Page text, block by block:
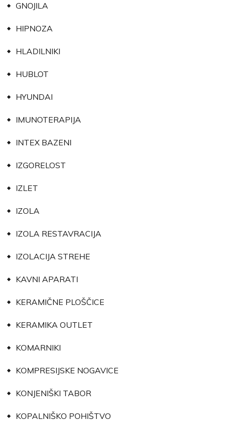
GNOJILA
HIPNOZA
HLADILNIKI
HUBLOT
HYUNDAI
IMUNOTERAPIJA
INTEX BAZENI
IZGORELOST
IZLET
IZOLA
IZOLA RESTAVRACIJA
IZOLACIJA STREHE
KAVNI APARATI
KERAMIČNE PLOŠČICE
KERAMIKA OUTLET
KOMARNIKI
KOMPRESIJSKE NOGAVICE
KONJENIŠKI TABOR
KOPALNIŠKO POHIŠTVO